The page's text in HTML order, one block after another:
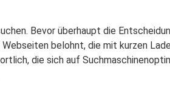
Bevor überhaupt die
belohnt, die mit kurzen
die sich auf